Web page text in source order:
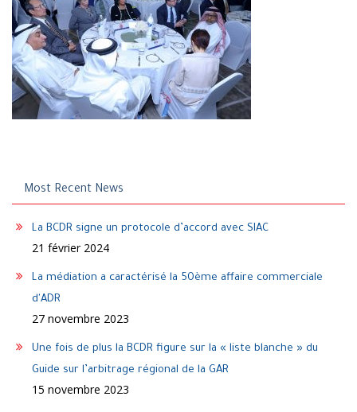
Most Recent News
La BCDR signe un protocole d’accord avec SIAC
21 février 2024
La médiation a caractérisé la 50ème affaire commerciale
d'ADR
27 novembre 2023
Une fois de plus la BCDR figure sur la « liste blanche » du
Guide sur l’arbitrage régional de la GAR
15 novembre 2023